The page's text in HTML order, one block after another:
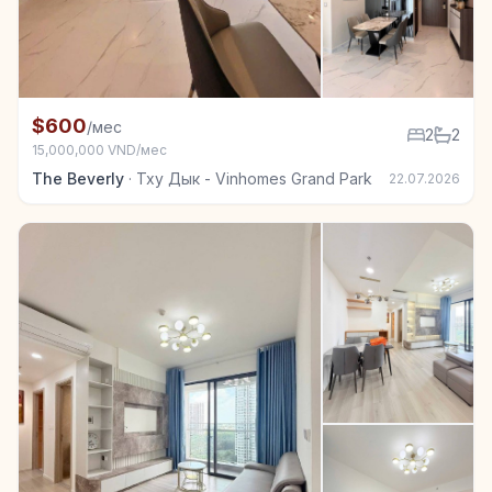
Квартира в аренду в Тху Дык - Vinhomes Grand
$600/мес
15,000,000 VND/мес
2 2
The Beverly · Тху Дык - Vinhomes Grand Park 22.07.2026